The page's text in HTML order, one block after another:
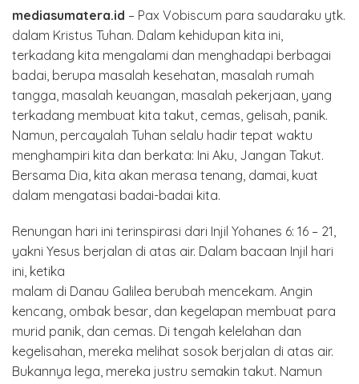
mediasumatera.id – Pax Vobiscum para saudaraku ytk.
dalam Kristus Tuhan. Dalam kehidupan kita ini,
terkadang kita mengalami dan menghadapi berbagai
badai, berupa masalah kesehatan, masalah rumah
tangga, masalah keuangan, masalah pekerjaan, yang
terkadang membuat kita takut, cemas, gelisah, panik.
Namun, percayalah Tuhan selalu hadir tepat waktu
menghampiri kita dan berkata: Ini Aku, Jangan Takut.
Bersama Dia, kita akan merasa tenang, damai, kuat
dalam mengatasi badai-badai kita.
Renungan hari ini terinspirasi dari Injil Yohanes 6: 16 – 21,
yakni Yesus berjalan di atas air. Dalam bacaan Injil hari
ini, ketika
malam di Danau Galilea berubah mencekam. Angin
kencang, ombak besar, dan kegelapan membuat para
murid panik, dan cemas. Di tengah kelelahan dan
kegelisahan, mereka melihat sosok berjalan di atas air.
Bukannya lega, mereka justru semakin takut. Namun